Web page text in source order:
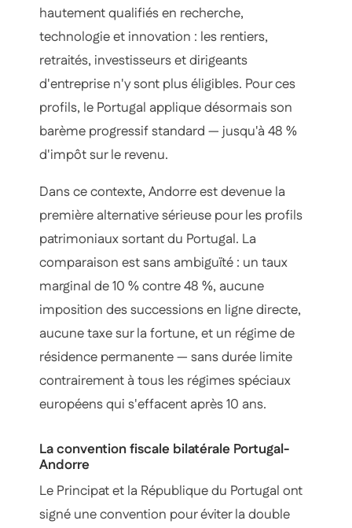
hautement qualifiés en recherche,
technologie et innovation : les rentiers,
retraités, investisseurs et dirigeants
d'entreprise n'y sont plus éligibles. Pour ces
profils, le Portugal applique désormais son
barème progressif standard — jusqu'à 48 %
d'impôt sur le revenu.
Dans ce contexte, Andorre est devenue la
première alternative sérieuse pour les profils
patrimoniaux sortant du Portugal. La
comparaison est sans ambiguïté : un taux
marginal de 10 % contre 48 %, aucune
imposition des successions en ligne directe,
aucune taxe sur la fortune, et un régime de
résidence permanente — sans durée limite
contrairement à tous les régimes spéciaux
européens qui s'effacent après 10 ans.
La convention fiscale bilatérale Portugal-
Andorre
Le Principat et la République du Portugal ont
signé une convention pour éviter la double